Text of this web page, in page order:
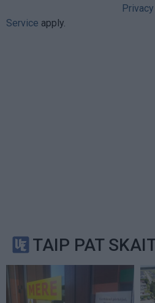
Service apply.
TAIP PAT